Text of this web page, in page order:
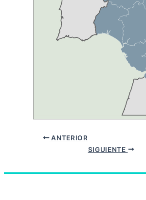
ANTERIOR
SIGUIENTE